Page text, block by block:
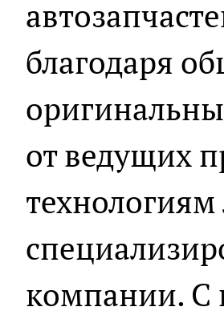
благодаря
от ведущих
компании. С